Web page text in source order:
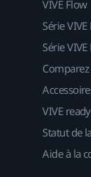
VIVE Flow
Série
Série
VIVE ready
Statut de
Aide à la